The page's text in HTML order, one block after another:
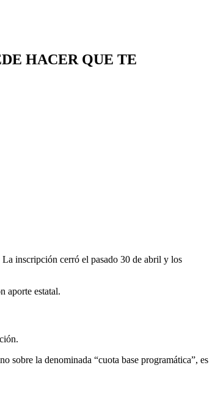
HACER QUE TE
inscripción cerró el pasado 30 de abril y los
aporte estatal.
sobre la denominada “cuota base programática”, es